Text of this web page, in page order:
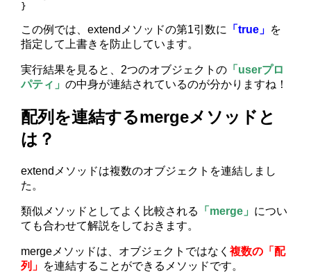
}
この例では、extendメソッドの第1引数に 「true」 を
指定して上書きを防止しています。
実行結果を見ると、2つのオブジェクトの 「userプロ
パティ」の中身が連結されているのが分かりますね！
配列を連結するmergeメソッドと
は？
extendメソッドは複数のオブジェクトを連結しまし
た。
類似メソッドとしてよく比較される 「merge」 につい
ても合わせて解説をしておきます。
mergeメソッドは、オブジェクトではなく複数の「配
列」 を連結することができるメソッドです。